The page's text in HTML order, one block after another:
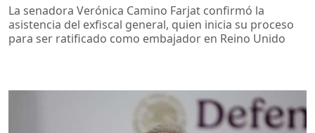
La senadora Verónica Camino Farjat confirmó la
asistencia del exfiscal general, quien inicia su proceso
para ser ratificado como embajador en Reino Unido